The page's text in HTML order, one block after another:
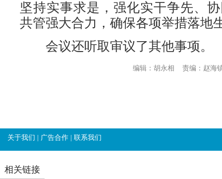
坚持实事求是，强化实干争先、
共管强大合力，确保各项举措落地
会议还听取审议了其他事项。
责编：赵海
编辑：胡永相
关于我们 广告合作 联系我们
相关链接